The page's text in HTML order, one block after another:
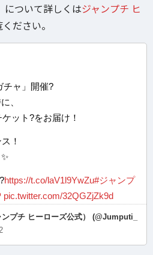
について詳しくはジャンプチ ヒ
ださい。
チャ」開催?
、
ット?をお届け！
！
https://t.co/laV1l9YwZu#ジャンプ
pic.twitter.com/32QGZjZk9d